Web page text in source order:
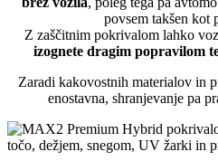
povsem takšen kot
Z zaščitnim pokrivalom lahko
izognete dragim popravilom
Zaradi kakovostnih materialov in
enostavna, shranjevanje pa